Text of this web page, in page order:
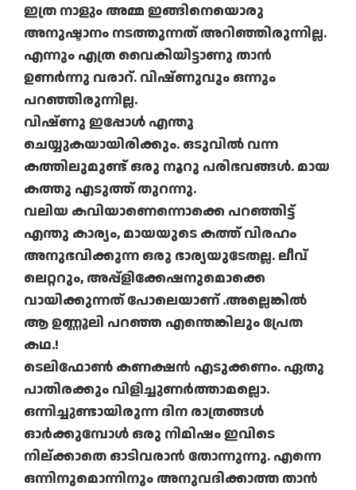
ഇത്ര നാളും അമ്മ ഇങ്ങിനെയൊരു
അനുഷ്ടാനം നടത്തുന്നത് അറിഞ്ഞിരുന്നില്ല.
എന്നും എത്ര വൈകിയിട്ടാണു താൻ
ഉണർന്നു വരാറ്. വിഷ്ണുവും ഒന്നും
പറഞ്ഞിരുന്നില്ല.
വിഷ്ണു ഇപ്പോൾ എന്തു
ചെയ്യുകയായിരിക്കും. ഒടുവിൽ വന്ന
കത്തിലുമുണ്ട് ഒരു നൂറു പരിഭവങ്ങൾ. മായ
കത്തു എടുത്ത് തുറന്നു.
വലിയ കവിയാണെന്നൊക്കെ പറഞ്ഞിട്ട്
എന്തു കാര്യം, മായയുടെ കത്ത് വിരഹം
അനുഭവിക്കുന്ന ഒരു ഭാര്യയുടേതല്ല. ലീവ്
ലെറ്ററും, അപ്പ്ളിക്കേഷനുമൊക്കെ
വായിക്കുന്നത് പോലെയാണ് .അല്ലെങ്കിൽ
ആ ഉണ്ണൂലി പറഞ്ഞ എന്തെങ്കിലും പ്രേത
കഥ.!
ടെലിഫോൺ കണക്ഷൻ എടുക്കണം. ഏതു
പാതിരക്കും വിളിച്ചുണർത്താമല്ലൊ.
ഒന്നിച്ചുണ്ടായിരുന്ന ദിന രാത്രങ്ങൾ
ഓർക്കുമ്പോൾ ഒരു നിമിഷം ഇവിടെ
നില്ക്കാതെ ഓടിവരാൻ തോന്നുന്നു. എന്നെ
ഒന്നിനുമൊന്നിനും അനുവദിക്കാത്ത താൻ